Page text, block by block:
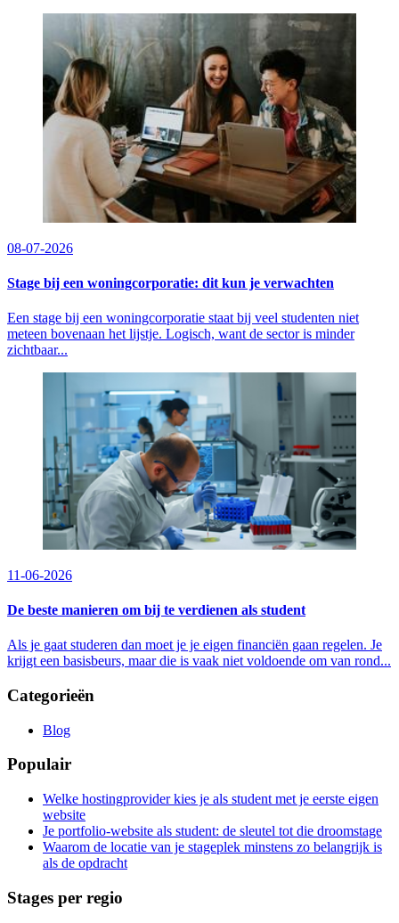
08-07-2026
Stage bij een woningcorporatie: dit kun je verwachten
Een stage bij een woningcorporatie staat bij veel studenten niet
meteen bovenaan het lijstje. Logisch, want de sector is minder
zichtbaar...
11-06-2026
De beste manieren om bij te verdienen als student
Als je gaat studeren dan moet je je eigen financiën gaan regelen. Je
krijgt een basisbeurs, maar die is vaak niet voldoende om van rond...
Categorieën
Blog
Populair
Welke hostingprovider kies je als student met je eerste eigen
website
Je portfolio-website als student: de sleutel tot die droomstage
Waarom de locatie van je stageplek minstens zo belangrijk is
als de opdracht
Stages per regio